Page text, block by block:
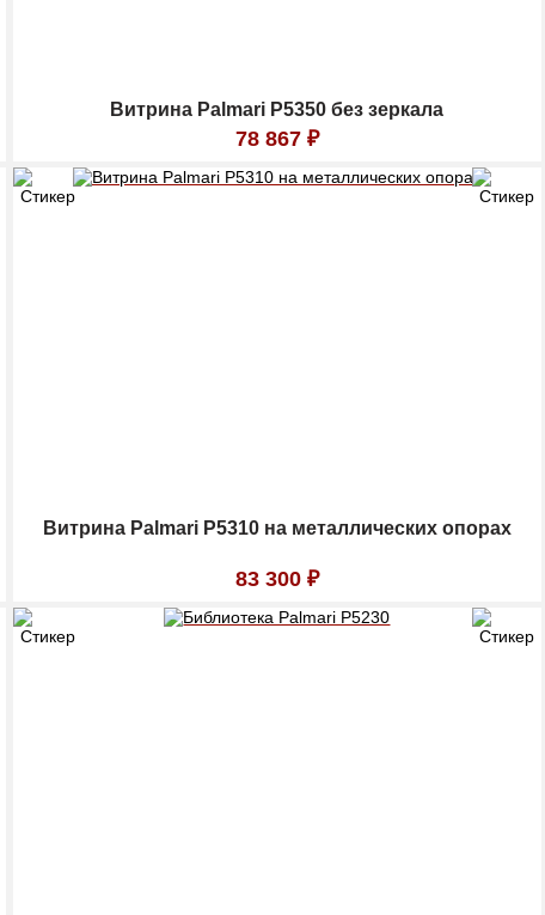
Витрина Palmari P5350 без зеркала
78 867 ₽
Витрина Palmari P5310 на металлических опорах
83 300 ₽